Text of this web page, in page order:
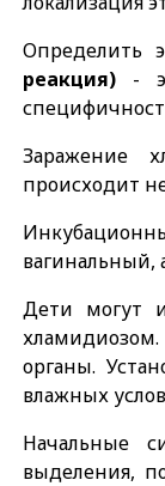
Определить
реакция) -
Заражение
происходит
вагинальный,
Дети могут
органы.
влажных
Начальные
выделения,